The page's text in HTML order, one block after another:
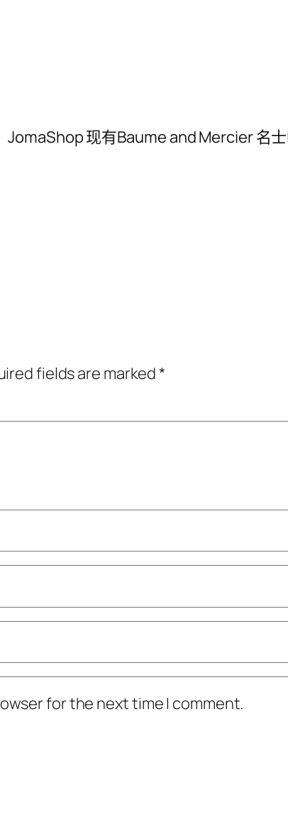
现有Baume and Mercier 名
fields are marked*
for the next time I comment.